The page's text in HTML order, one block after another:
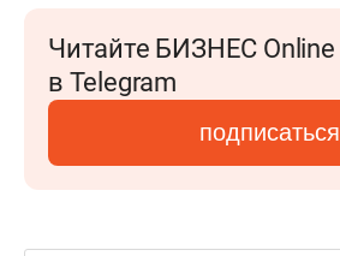
Читайте БИЗНЕС Online
в Telegram
подписаться